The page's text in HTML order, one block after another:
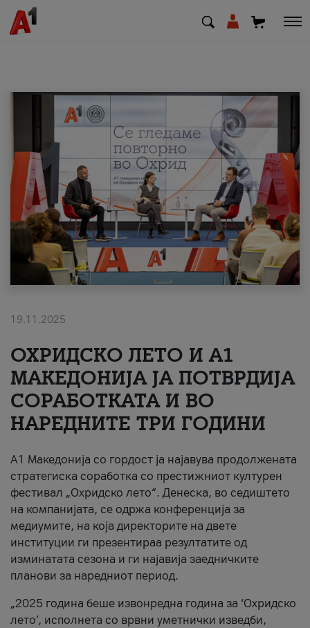
МК SQ
Приватни Деловни
Поддршка
Надополни кредит
#ПодобарОнлајн
19.11.2025
ОХРИДСКО ЛЕТО И A1
МАКЕДОНИЈА ЈА ПОТВРДИЈА
СОРАБОТКАТА И ВО
НАРЕДНИТЕ ТРИ ГОДИНИ
A1 Македонија со гордост ја најавува продолжената
стратегиска соработка со престижниот културен
фестивал „Охридско лето“. Денеска, во седиштето
на компанијата, се одржа конференција за
медиумите, на која директорите на двете
институции ги презентираа резултатите од
изминатата сезона и ги најавија заедничките
планови за наредниот период.
„2025 година беше извонредна година за ‘Охридско
лето’, исполнета со врвни уметнички изведби,